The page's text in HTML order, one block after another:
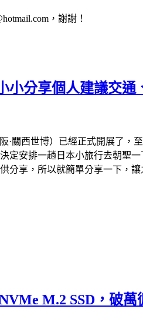
，謝謝！
小分享個人建議交
·關西世博）已經正式開展了
安排一趟日本小旅行去朝聖
享，所以就簡單分享一下，
M.2 SSD，破